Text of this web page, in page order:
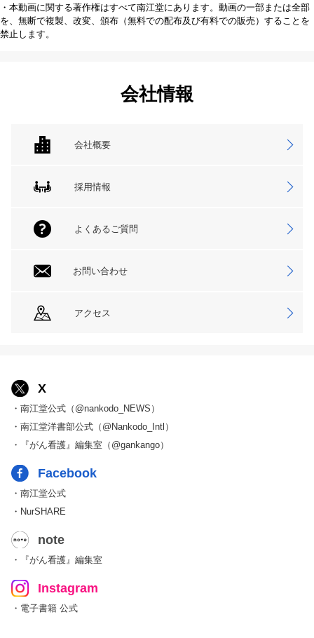
・本動画に関する著作権はすべて南江堂にあります。動画の一部または全部
を、無断で複製、改変、頒布（無料での配布及び有料での販売）することを
禁止します。
会社情報
会社概要
採用情報
よくあるご質問
お問い合わせ
アクセス
X
・南江堂公式（@nankodo_NEWS）
・南江堂洋書部公式（@Nankodo_Intl）
・『がん看護』編集室（@gankango）
Facebook
・南江堂公式
・NurSHARE
note
・『がん看護』編集室
Instagram
・電子書籍 公式